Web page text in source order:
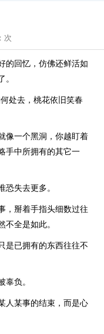
次
的回忆，仿佛还鲜活如
处去，桃花依旧笑春
像一个黑洞，你越盯着
手中所拥有的其它一
恐失去更多。
，掰着手指头细数过往
全是如此。
是已拥有的东西往往不
辜负。
人某事的结束，而是心